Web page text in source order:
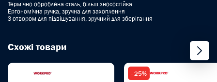
Термічно оброблена сталь, більш зносостійка
Ергономічна ручка, зручна для захоплення
З отвором для підвішування, зручний для зберігання
Схожі товари
- 25%